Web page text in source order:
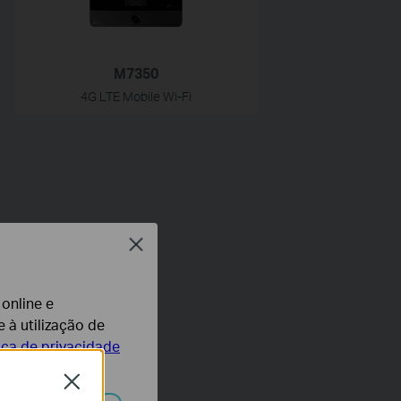
M7350
4G LTE Mobile Wi-Fi
Close
e
à utilização de
de privacidade
Close